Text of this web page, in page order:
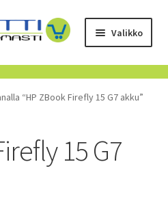
Valikko
“HP ZBook Firefly 15 G7 akku”
15 G7